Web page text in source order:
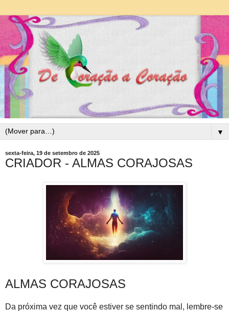
▼
sexta-feira, 19 de setembro de 2025
CRIADOR - ALMAS CORAJOSAS
ALMAS CORAJOSAS
Da próxima vez que você estiver se sentindo mal, lembre-se